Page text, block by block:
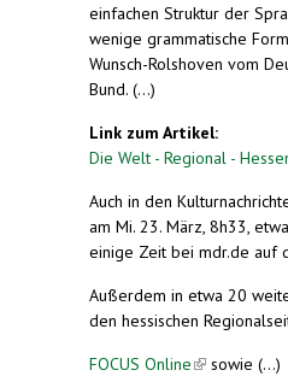
einfachen Struktur der
wenige grammatische
Wunsch-Rolshoven vom
Bund. (...)
Link zum Artikel:
Die Welt - Regional -
Auch in den
am Mi. 23. März, 8h33,
einige Zeit bei mdr.de auf
Außerdem in etwa 20
den hessischen
FOCUS Online(link is
sowie (...)